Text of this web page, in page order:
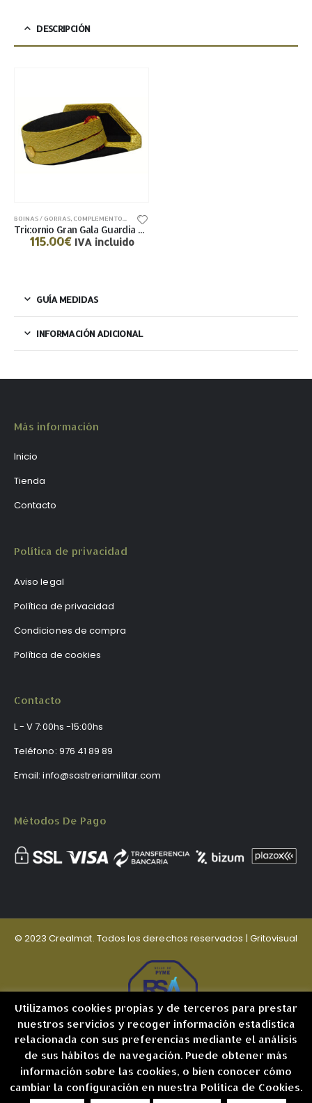
DESCRIPCIÓN
BOINAS / GORRAS COMPLEMENTOS LANA-POLIÉSTER
Tricornio Gran Gala Guardia Civil
115.00€ IVA incluido
GUÍA MEDIDAS
INFORMACIÓN ADICIONAL
Más información
Inicio
Tienda
Contacto
Política de privacidad
Aviso legal
Política de privacidad
Condiciones de compra
Política de cookies
Contacto
L - V 7:00hs -15:00hs
Teléfono: 976 41 89 89
Email:info@sastreriamilitar.com
Métodos De Pago
© 2023 Crealmat. Todos los derechos reservados | Gritovisual
Utilizamos cookies propias y de terceros para prestar
nuestros servicios y recoger información estadística
relacionada con sus preferencias mediante el análisis
de sus hábitos de navegación. Puede obtener más
información sobre las cookies, o bien conocer cómo
cambiar la configuración en nuestra Política de Cookies.